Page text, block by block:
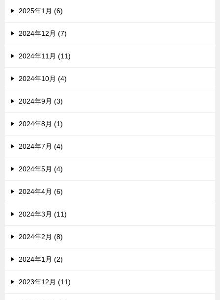
2025年1月 (6)
2024年12月 (7)
2024年11月 (11)
2024年10月 (4)
2024年9月 (3)
2024年8月 (1)
2024年7月 (4)
2024年5月 (4)
2024年4月 (6)
2024年3月 (11)
2024年2月 (8)
2024年1月 (2)
2023年12月 (11)